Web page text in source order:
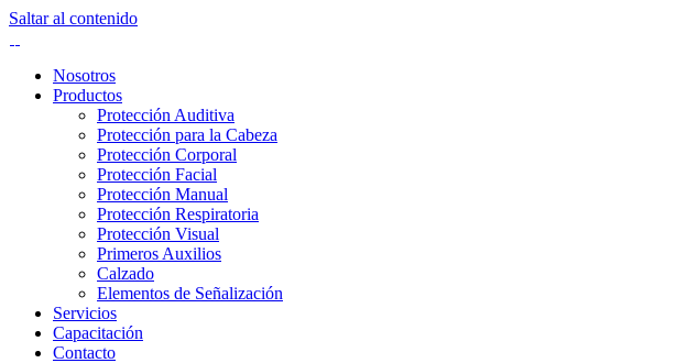
Saltar al contenido
Nosotros
Productos
Protección Auditiva
Protección para la Cabeza
Protección Corporal
Protección Facial
Protección Manual
Protección Respiratoria
Protección Visual
Primeros Auxilios
Calzado
Elementos de Señalización
Servicios
Capacitación
Contacto